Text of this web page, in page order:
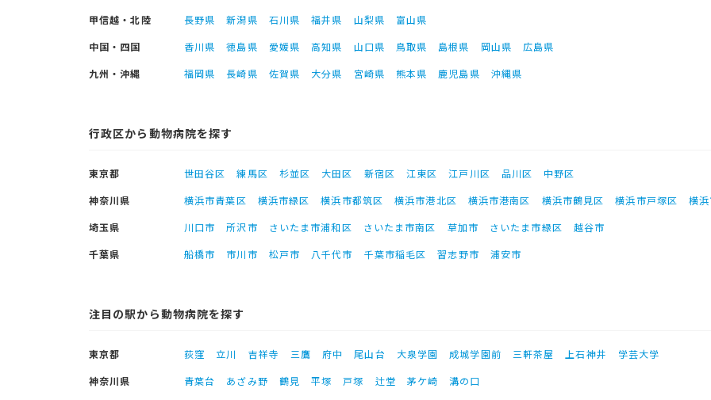
甲信越・北陸
長野県 新潟県 石川県 福井県 山梨県
富山県
中国・四国
香川県 徳島県 愛媛県 高知県 山口県 鳥取県 島根県 岡山県
広島県
九州・沖縄
福岡県 長崎県 佐賀県 大分県 宮崎県 熊本県 鹿児島県 沖縄県
行政区から動物病院を探す
東京都 世田谷区 練馬区 杉並区 大田区 新宿区 江東区 江戸川区 品川区
中野区
神奈川県
横浜市青葉区 横浜市緑区 横浜市都筑区 横浜市港北区 横浜市港南区 横浜市鶴見区 横浜市戸塚区
横
埼玉県
川口市 所沢市 さいたま市浦和区 さいたま市南区 草加市 さいたま市緑区
越谷市
千葉県
船橋市 市川市 松戸市 八千代市 千葉市稲毛区 習志野市 浦安市
注目の駅から動物病院を探す
東京都 荻窪 立川 吉祥寺 三鷹 府中 尾山台 大泉学園 成城学園前 三軒茶屋 上石神井
学芸大学
神奈川県
青葉台 あざみ野 鶴見 平塚 戸塚 辻堂 茅ケ崎
溝の口